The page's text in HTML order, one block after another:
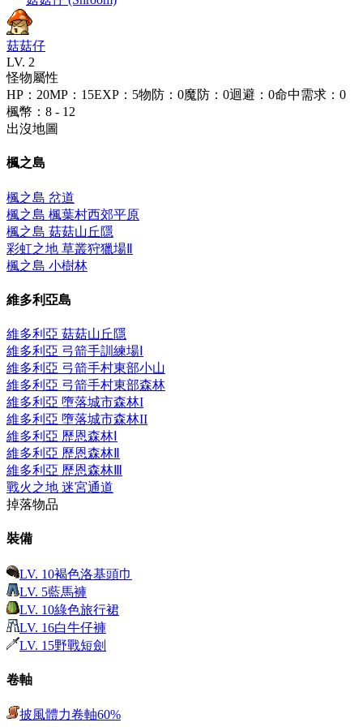
菇菇仔
LV. 2
怪物屬性
HP ： 20MP ： 15EXP ： 5物防 ： 0魔防 ： 0迴避 ： 0命中需求 ： 0
楓幣 ： 8 - 12
出沒地圖
楓之島
楓之島 岔道
楓之島 楓葉村西郊平原
楓之島 菇菇山丘 隱
彩虹之地 草叢狩獵場Ⅱ
楓之島 小樹林
維多利亞島
維多利亞 菇菇山丘 隱
維多利亞 弓箭手訓練場Ⅰ
維多利亞 弓箭手村東部小山
維多利亞 弓箭手村東部森林
維多利亞 墮落城市森林I
維多利亞 墮落城市森林II
維多利亞 歷恩森林Ⅰ
維多利亞 歷恩森林Ⅱ
維多利亞 歷恩森林Ⅲ
戰火之地 迷宮通道
掉落物品
裝備
LV. 10褐色洛基頭巾
LV. 5藍馬褲
LV. 10綠色旅行裙
LV. 16白牛仔褲
LV. 15野戰短劍
卷軸
披風體力卷軸60%